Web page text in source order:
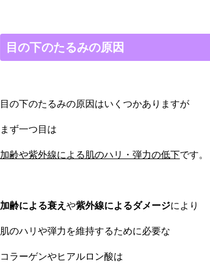
目の下のたるみの原因
目の下のたるみの原因はいくつかありますが
まず一つ目は
加齢や紫外線による肌のハリ・弾力の低下です。
加齢による衰え や紫外線によるダメージにより
肌のハリや弾力を維持するために必要な
コラーゲンやヒアルロン酸は